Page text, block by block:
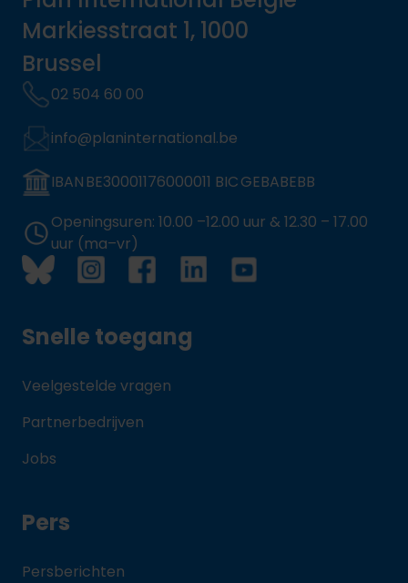
Markiesstraat 1, 1000
Brussel
02 504 60 00
info@planinternational.be
IBAN BE30001176000011 BIC GEBABEBB
Openingsuren: 10.00 –12.00 uur & 12.30 – 17.00
uur (ma–vr)
Snelle toegang
Veelgestelde vragen
Partnerbedrijven
Jobs
Pers
Persberichten